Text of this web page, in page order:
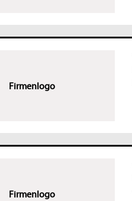
Firmenlogo
Firmenlogo